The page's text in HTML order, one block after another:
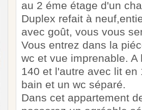
au 2 éme étage d'un
Duplex refait à
avec goût, vous vous
Vous entrez dans la
wc et vue imprenable.
140 et l'autre avec lit
bain et un wc séparé.
Dans cet appartement